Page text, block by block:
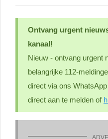
Ontvang urgent
kanaal!
Nieuw - ontvang urgent
belangrijke 112-
direct via ons
direct aan te melden of